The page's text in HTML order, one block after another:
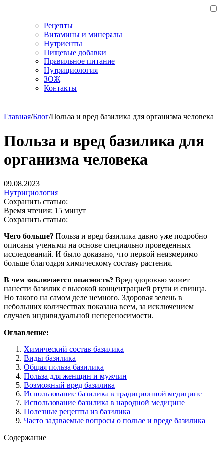
Рецепты
Витамины и минералы
Нутриенты
Пищевые добавки
Правильное питание
Нутрициология
ЗОЖ
Контакты
Главная/Блог/Польза и вред базилика для организма человека
Польза и вред базилика для
организма человека
09.08.2023
Нутрициология
Сохранить статью:
Время чтения: 15 минут
Сохранить статью:
Чего больше? Польза и вред базилика давно уже подробно
описаны учеными на основе специально проведенных
исследований. И было доказано, что первой неизмеримо
больше благодаря химическому составу растения.
В чем заключается опасность? Вред здоровью может
нанести базилик с высокой концентрацией ртути и свинца.
Но такого на самом деле немного. Здоровая зелень в
небольших количествах показана всем, за исключением
случаев индивидуальной непереносимости.
Оглавление:
Химический состав базилика
Виды базилика
Общая польза базилика
Польза для женщин и мужчин
Возможный вред базилика
Использование базилика в традиционной медицине
Использование базилика в народной медицине
Полезные рецепты из базилика
Часто задаваемые вопросы о пользе и вреде базилика
Содержание